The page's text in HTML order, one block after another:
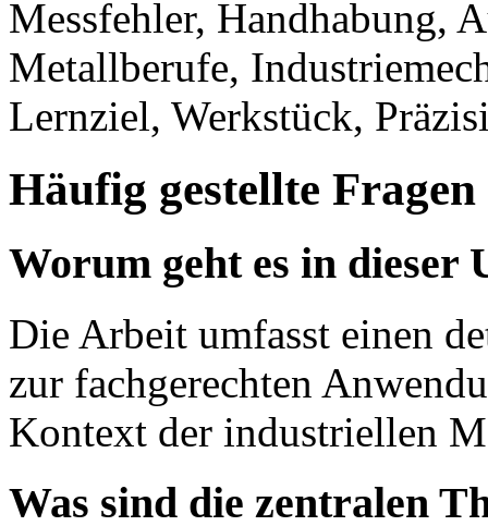
Messfehler, Handhabung,
Metallberufe,
Lernziel, Werkstück,
Häufig gestellte Fragen
Worum geht es in dieser
Die Arbeit umfasst einen
zur fachgerechten
Kontext der industriellen
Was sind die zentralen